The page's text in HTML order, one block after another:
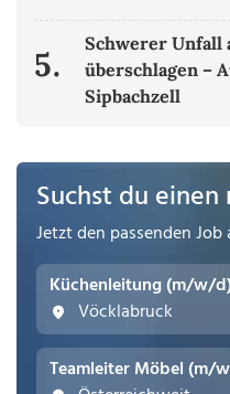
5.
Schwerer Unfall
überschlagen –
Sipbachzell
Suchst du einen
Jetzt den passenden
Küchenleitung (m/w/
Vöcklabruck
Teamleiter Möbel (m/